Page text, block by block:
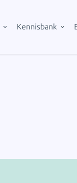
Kennisbank